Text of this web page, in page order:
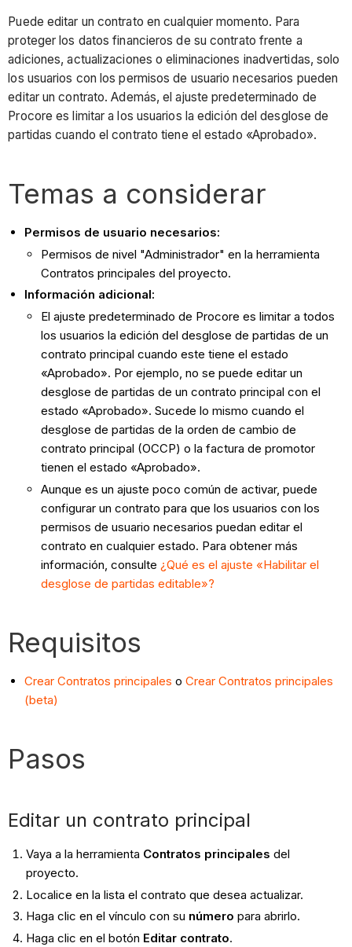
Puede editar un contrato en cualquier momento. Para
proteger los datos financieros de su contrato frente a
adiciones, actualizaciones o eliminaciones inadvertidas, solo
los usuarios con los permisos de usuario necesarios pueden
editar un contrato. Además, el ajuste predeterminado de
Procore es limitar a los usuarios la edición del desglose de
partidas cuando el contrato tiene el estado «Aprobado».
Temas a considerar
Permisos de usuario necesarios:
Permisos de nivel "Administrador" en la herramienta
Contratos principales del proyecto.
Información adicional:
El ajuste predeterminado de Procore es limitar a todos
los usuarios la edición del desglose de partidas de un
contrato principal cuando este tiene el estado
«Aprobado». Por ejemplo, no se puede editar un
desglose de partidas de un contrato principal con el
estado «Aprobado». Sucede lo mismo cuando el
desglose de partidas de la orden de cambio de
contrato principal (OCCP) o la factura de promotor
tienen el estado «Aprobado».
Aunque es un ajuste poco común de activar, puede
configurar un contrato para que los usuarios con los
permisos de usuario necesarios puedan editar el
contrato en cualquier estado. Para obtener más
información, consulte¿Qué es el ajuste «Habilitar el
desglose de partidas editable»?
Requisitos
Crear Contratos principales oCrear Contratos principales
(beta)
Pasos
Editar un contrato principal
Vaya a la herramienta Contratos principales del
proyecto.
Localice en la lista el contrato que desea actualizar.
Haga clic en el vínculo con su número para abrirlo.
Haga clic en el botón Editar contrato.